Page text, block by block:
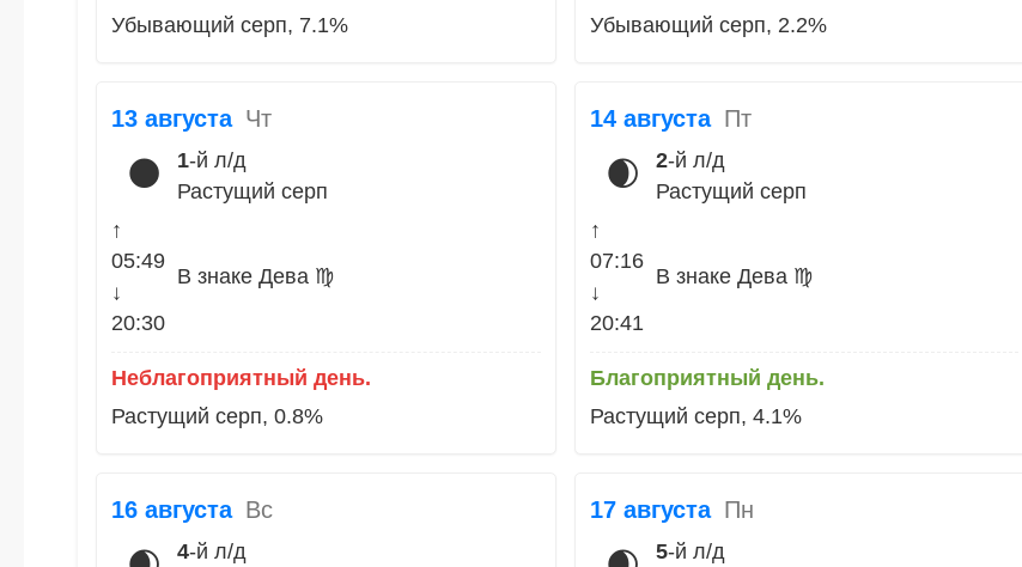
Убывающий серп, 7.1%
Убывающий серп, 2.2%
13 августа Чт
🌑 1-й л/д
Растущий серп
↑
05:49
↓
20:30
В знаке Дева ♍
Неблагоприятный день.
Растущий серп, 0.8%
14 августа Пт
🌒 2-й л/д
Растущий серп
↑
07:16
↓
20:41
В знаке Дева ♍
Благоприятный день.
Растущий серп, 4.1%
16 августа Вс
4-й л/д
17 августа Пн
5-й л/д